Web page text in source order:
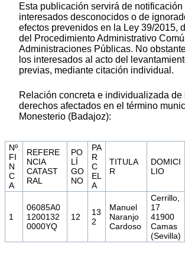
Esta publicación servirá de notificación
interesados desconocidos o de
efectos prevenidos en la Ley 39/2015,
del Procedimiento Administrativo
Administraciones Públicas. No
los interesados al acto del
previas, mediante citación individual.
Relación concreta e individualizada de
derechos afectados en el término
Monesterio (Badajoz):
Nº
FI
N
C
A
REFERE
NCIA
CATAST
RAL
PO
LÍ
GO
NO
PA
R
C
EL
A
TITULA
R
DOMICI
LIO
1
06085A0
1200132
0000YQ
12
13
2
Manuel
Naranjo
Cardoso
Cerrillo,
17
41900
Camas
(Sevilla)